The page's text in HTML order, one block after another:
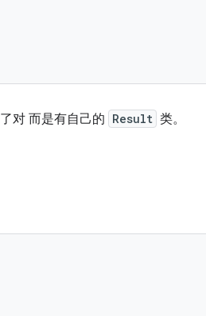
对 而是有自己的 Result 类。